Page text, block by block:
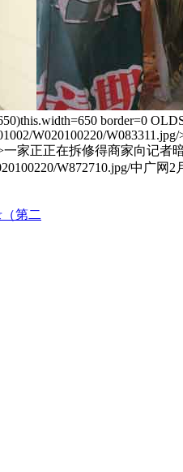
border=0
W020100220/
>一家正正在拆修得商家向
W872710.jpg/中广网2
第二